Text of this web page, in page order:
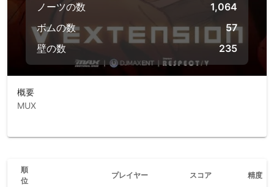
ノーツの数
1,064
ボムの数
57
壁の数
235
概要
MUX
順
位
プレイヤー スコア 精度